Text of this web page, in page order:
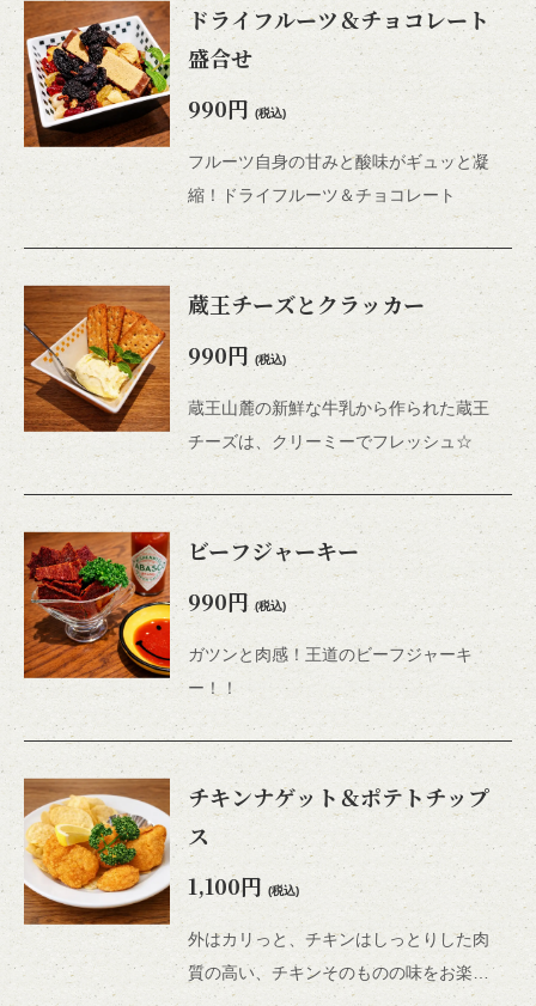
ドライフルーツ＆チョコレート
盛合せ
990円 (税込)
フルーツ自身の甘みと酸味がギュッと凝
縮！ドライフルーツ＆チョコレート
蔵王チーズとクラッカー
990円 (税込)
蔵王山麓の新鮮な牛乳から作られた蔵王
チーズは、クリーミーでフレッシュ☆
ビーフジャーキー
990円 (税込)
ガツンと肉感！王道のビーフジャーキ
ー！！
チキンナゲット＆ポテトチップ
ス
1,100円 (税込)
外はカリっと、チキンはしっとりした肉
質の高い、チキンそのものの味をお楽しみいただけるナゲット